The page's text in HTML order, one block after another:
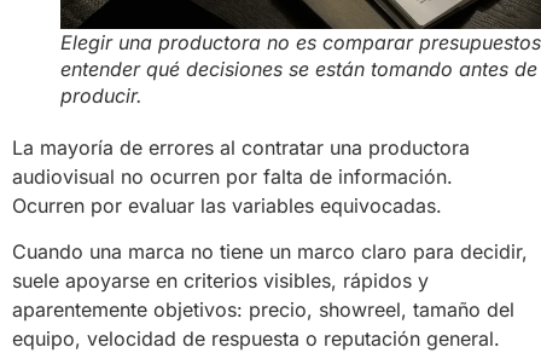
Elegir una productora no es comparar
entender qué decisiones se están tomando antes de
producir.
La mayoría de errores al contratar una productora
audiovisual no ocurren por falta de información.
Ocurren por evaluar las variables equivocadas.
Cuando una marca no tiene un marco claro para decidir,
suele apoyarse en criterios visibles, rápidos y
aparentemente objetivos: precio, showreel, tamaño del
equipo, velocidad de respuesta o reputación general.